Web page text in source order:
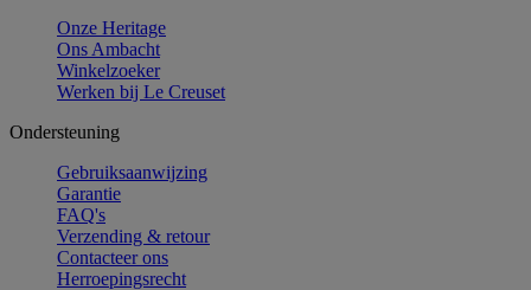
Onze Heritage
Ons Ambacht
Winkelzoeker
Werken bij Le Creuset
Ondersteuning
Gebruiksaanwijzing
Garantie
FAQ's
Verzending & retour
Contacteer ons
Herroepingsrecht